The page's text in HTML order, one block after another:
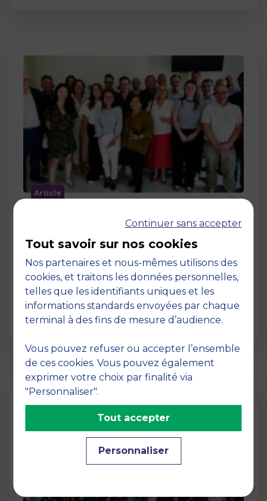
Article
de l’Économie Numérique 2026 : un
engagement au service de
l’innovation en occitanie
12 juin 2026
La semaine dernière, le campus de MBS
School of Business a ouvert ses portes aux
jurys des Trophées …
Continuer sans accepter
Tout savoir sur nos cookies
Nos partenaires et nous-mêmes utilisons des
cookies, et traitons les données personnelles,
telles que les identifiants uniques et les
informations standards envoyées par chaque
terminal à des fins de mesure d’audience.
Vous pouvez refuser ou accepter l’ensemble
de ces cookies. Vous pouvez également
exprimer votre choix par finalité via
"Personnaliser".
Personnaliser
Tout accepter